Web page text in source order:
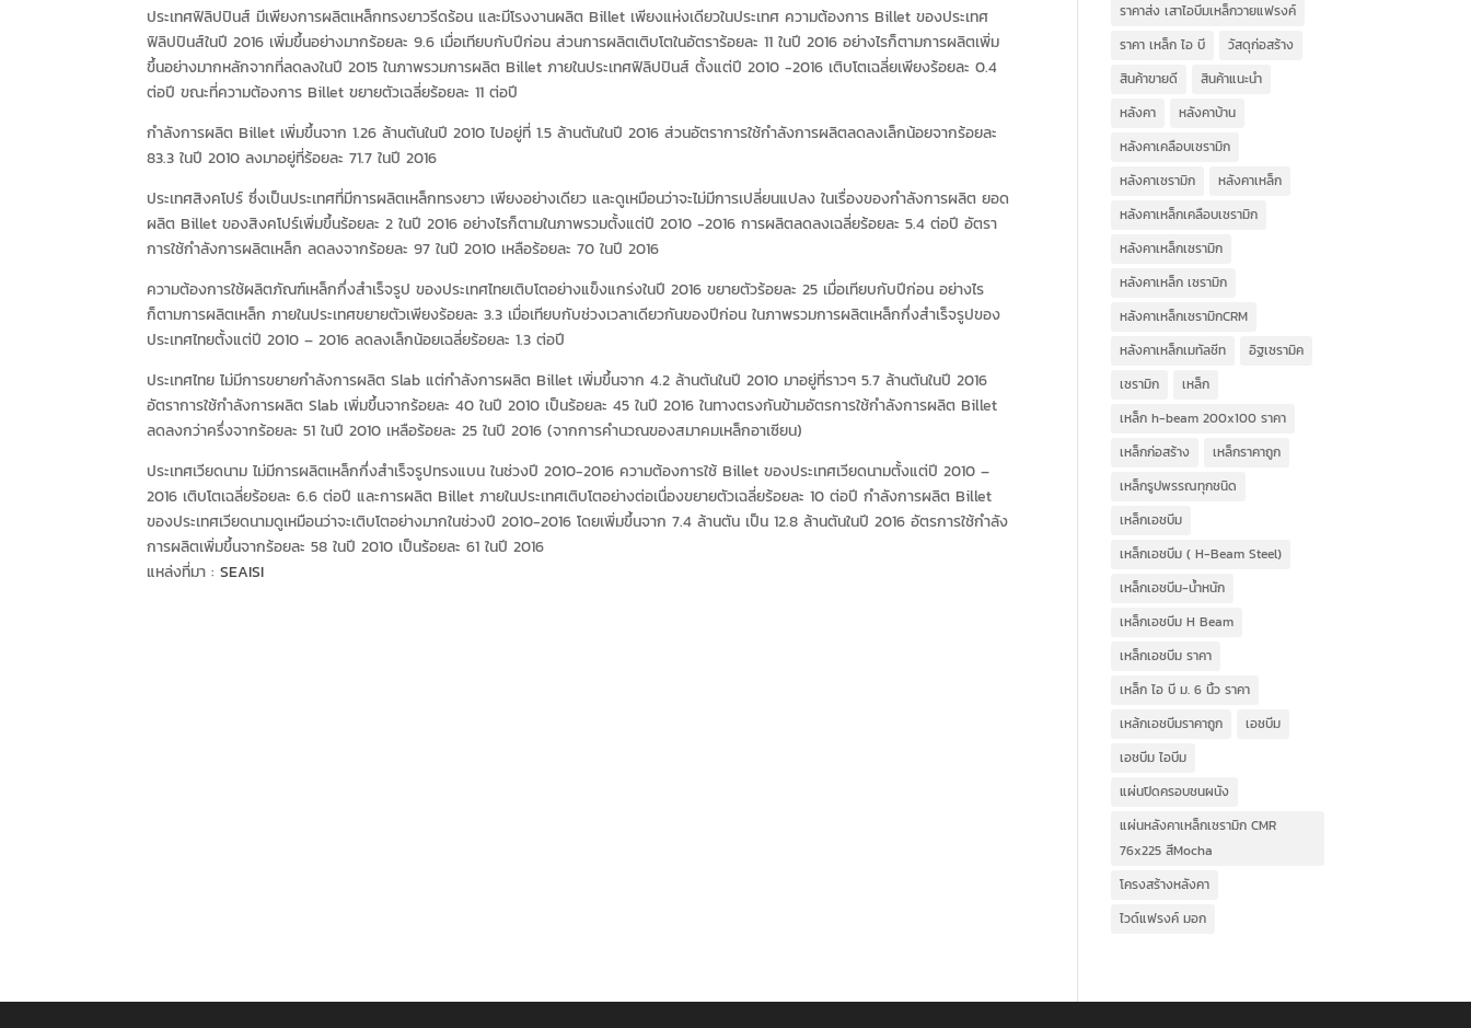
ประเทศฟิลิปปินส์ มีเพียงการผลิตเหล็กทรงยาวรีดร้อน และมีโรงงานผลิต Billet เพียงแห่งเดียวในประเทศ ความต้องการ Billet ของประเทศ
ฟิลิปปินส์ในปี 2016 เพิ่มขึ้นอย่างมากร้อยละ 9.6 เมื่อเทียบกับปีก่อน ส่วนการผลิตเติบโตในอัตราร้อยละ 11 ในปี 2016 อย่างไรก็ตามการผลิตเพิ่ม
ขึ้นอย่างมากหลักจากที่ลดลงในปี 2015 ในภาพรวมการผลิต Billet ภายในประเทศฟิลิปปินส์ ตั้งแต่ปี 2010 -2016 เติบโตเฉลี่ยเพียงร้อยละ 0.4
ต่อปี ขณะที่ความต้องการ Billet ขยายตัวเฉลี่ยร้อยละ 11 ต่อปี
กำลังการผลิต Billet เพิ่มขึ้นจาก 1.26 ล้านตันในปี 2010 ไปอยู่ที่ 1.5 ล้านตันในปี 2016 ส่วนอัตราการใช้กำลังการผลิตลดลงเล็กน้อยจากร้อยละ
83.3 ในปี 2010 ลงมาอยู่ที่ร้อยละ 71.7 ในปี 2016
ประเทศสิงคโปร์ ซึ่งเป็นประเทศที่มีการผลิตเหล็กทรงยาว เพียงอย่างเดียว และดูเหมือนว่าจะไม่มีการเปลี่ยนแปลง ในเรื่องของกำลังการผลิต ยอด
ผลิต Billet ของสิงคโปร์เพิ่มขึ้นร้อยละ 2 ในปี 2016 อย่างไรก็ตามในภาพรวมตั้งแต่ปี 2010 -2016 การผลิตลดลงเฉลี่ยร้อยละ 5.4 ต่อปี อัตรา
การใช้กำลังการผลิตเหล็ก ลดลงจากร้อยละ 97 ในปี 2010 เหลือร้อยละ 70 ในปี 2016
ความต้องการใช้ผลิตภัณฑ์เหล็กกึ่งสำเร็จรูป ของประเทศไทยเติบโตอย่างแข็งแกร่งในปี 2016 ขยายตัวร้อยละ 25 เมื่อเทียบกับปีก่อน อย่างไร
ก็ตามการผลิตเหล็ก ภายในประเทศขยายตัวเพียงร้อยละ 3.3 เมื่อเทียบกับช่วงเวลาเดียวกันของปีก่อน ในภาพรวมการผลิตเหล็กกึ่งสำเร็จรูปของ
ประเทศไทยตั้งแต่ปี 2010 – 2016 ลดลงเล็กน้อยเฉลี่ยร้อยละ 1.3 ต่อปี
ประเทศไทย ไม่มีการขยายกำลังการผลิต Slab แต่กำลังการผลิต Billet เพิ่มขึ้นจาก 4.2 ล้านตันในปี 2010 มาอยู่ที่ราวๆ 5.7 ล้านตันในปี 2016
อัตราการใช้กำลังการผลิต Slab เพิ่มขึ้นจากร้อยละ 40 ในปี 2010 เป็นร้อยละ 45 ในปี 2016 ในทางตรงกันข้ามอัตรการใช้กำลังการผลิต Billet
ลดลงกว่าครึ่งจากร้อยละ 51 ในปี 2010 เหลือร้อยละ 25 ในปี 2016 (จากการคำนวณของสมาคมเหล็กอาเซียน)
ประเทศเวียดนาม ไม่มีการผลิตเหล็กกึ่งสำเร็จรูปทรงแบน ในช่วงปี 2010-2016 ความต้องการใช้ Billet ของประเทศเวียดนามตั้งแต่ปี 2010 –
2016 เติบโตเฉลี่ยร้อยละ 6.6 ต่อปี และการผลิต Billet ภายในประเทศเติบโตอย่างต่อเนื่องขยายตัวเฉลี่ยร้อยละ 10 ต่อปี กำลังการผลิต Billet
ของประเทศเวียดนามดูเหมือนว่าจะเติบโตอย่างมากในช่วงปี 2010-2016 โดยเพิ่มขึ้นจาก 7.4 ล้านตัน เป็น 12.8 ล้านตันในปี 2016 อัตรการใช้กำลัง
การผลิตเพิ่มขึ้นจากร้อยละ 58 ในปี 2010 เป็นร้อยละ 61 ในปี 2016
แหล่งที่มา : SEAISI
ราคาส่ง เสาไอบีมเหล็กวายแฟรงค์
ราคา เหล็ก ไอ บี
วัสดุก่อสร้าง
สินค้าขายดี
สินค้าแนะนำ
หลังคา
หลังคาบ้าน
หลังคาเคลือบเซรามิก
หลังคาเซรามิก
หลังคาเหล็ก
หลังคาเหล็กเคลือบเซรามิก
หลังคาเหล็กเซรามิก
หลังคาเหล็ก เซรามิก
หลังคาเหล็กเซรามิกCRM
หลังคาเหล็กเมทัลชีท
อิฐเซรามิค
เซรามิก
เหล็ก
เหล็ก h-beam 200x100 ราคา
เหล็กก่อสร้าง
เหล็กราคาถูก
เหล็กรูปพรรณทุกชนิด
เหล็กเอชบีม
เหล็กเอชบีม ( H-Beam Steel)
เหล็กเอชบีม-น้ำหนัก
เหล็กเอชบีม H Beam
เหล็กเอชบีม ราคา
เหล็ก ไอ บี ม. 6 นิ้ว ราคา
เหล้กเอชบีมราคาถูก
เอชบีม
เอชบีม ไอบีม
แผ่นปิดครอบชนผนัง
แผ่นหลังคาเหล็กเซรามิก CMR
76x225 สีMocha
โครงสร้างหลังคา
ไวด์แฟรงค์ มอก